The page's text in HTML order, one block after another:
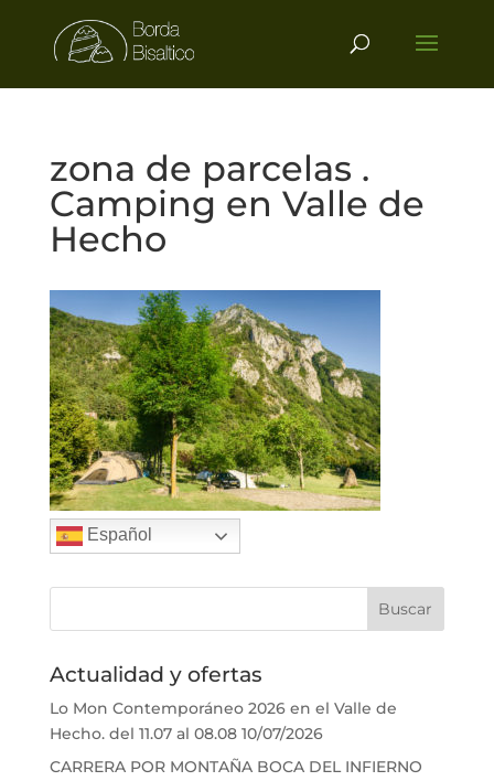
zona de parcelas .
Camping en Valle de
Hecho
Español
Actualidad y ofertas
Lo Mon Contemporáneo 2026 en el Valle de
Hecho. del 11.07 al 08.08 10/07/2026
CARRERA POR MONTAÑA BOCA DEL INFIERNO